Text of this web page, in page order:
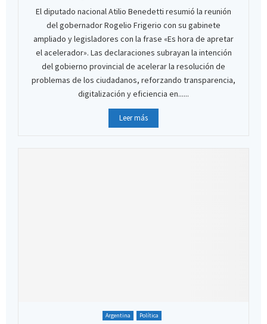
El diputado nacional Atilio Benedetti resumió la reunión
del gobernador Rogelio Frigerio con su gabinete
ampliado y legisladores con la frase «Es hora de apretar
el acelerador». Las declaraciones subrayan la intención
del gobierno provincial de acelerar la resolución de
problemas de los ciudadanos, reforzando transparencia,
digitalización y eficiencia en......
Leer más
Argentina Política